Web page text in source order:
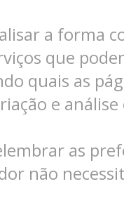
a forma
que
quais as
e
as
não